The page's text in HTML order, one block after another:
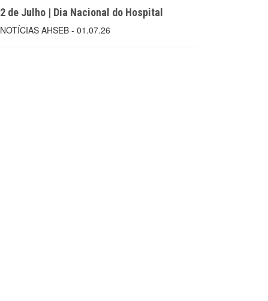
2 de Julho | Dia Nacional do Hospital
NOTÍCIAS AHSEB - 01.07.26